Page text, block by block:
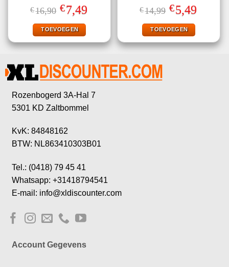
Gewaardeerd
5.00uit 5
€16,90 Oorspronkelijke
prijs
was:
€16,90.
€7,49Huidige
prijs
TOEVOEGEN
Gewaardeerd
4.60uit 5
€14,99 Oorspronkelijke
prijs
was:
€14,99.
€5,49Huidige
prijs
TOEVOEGEN
Rozenbogerd 3A-Hal 7
5301 KD Zaltbommel
KvK: 84848162
BTW: NL863410303B01
Tel.: (0418) 79 45 41
Whatsapp: +31418794541
E-mail: info@xldiscounter.com
Account Gegevens